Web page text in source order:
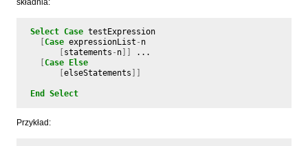
składnia:
Select Case testExpression
[Case expressionList - n
[statements - n]]
...
[Case Else
[elseStatements ]]
End Select
Przykład: